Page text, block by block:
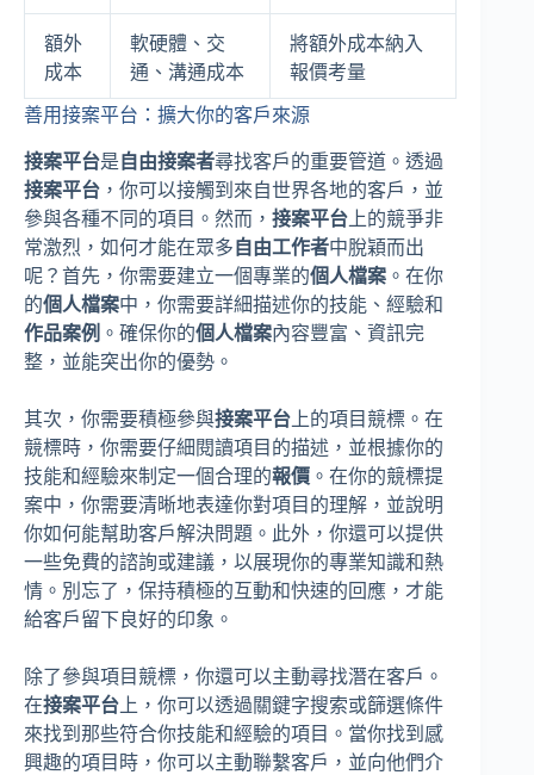
額外
成本
軟硬體、交
通、溝通成本
將額外成本納入
報價考量
善用接案平台：擴大你的客戶來源
接案平台是 自由接案者尋找客戶的重要管道。透過
接案平台 ，你可以接觸到來自世界各地的客戶，並
參與各種不同的項目。然而， 接案平台 上的競爭非
常激烈，如何才能在眾多 自由工作者中脫穎而出
呢？首先，你需要建立一個專業的個人檔案 。在你
的個人檔案中，你需要詳細描述你的技能、經驗和
作品案例 。確保你的個人檔案內容豐富、資訊完
整，並能突出你的優勢。
其次，你需要積極參與接案平台 上的項目競標。在
競標時，你需要仔細閱讀項目的描述，並根據你的
技能和經驗來制定一個合理的報價 。在你的競標提
案中，你需要清晰地表達你對項目的理解，並說明
你如何能幫助客戶解決問題。此外，你還可以提供
一些免費的諮詢或建議，以展現你的專業知識和熱
情。別忘了，保持積極的互動和快速的回應，才能
給客戶留下良好的印象。
除了參與項目競標，你還可以主動尋找潛在客戶。
在接案平台 上，你可以透過關鍵字搜索或篩選條件
來找到那些符合你技能和經驗的項目。當你找到感
興趣的項目時，你可以主動聯繫客戶，並向他們介